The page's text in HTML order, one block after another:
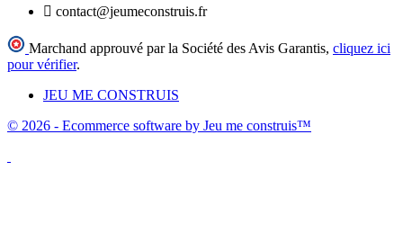
 contact@jeumeconstruis.fr
Marchand approuvé par la Société des Avis Garantis, cliquez ici
pour vérifier.
JEU ME CONSTRUIS
© 2026 - Ecommerce software by Jeu me construis™